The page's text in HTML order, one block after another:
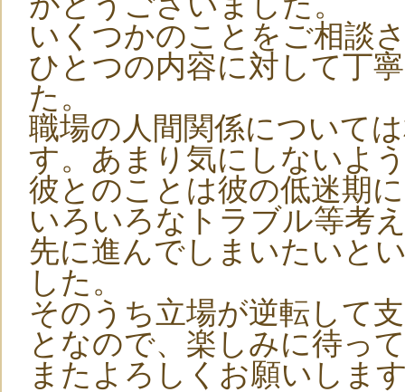
いくつかのことをご相談
ひとつの内容に対して丁
た。
職場の人間関係について
す。あまり気にしないよ
彼とのことは彼の低迷期
いろいろなトラブル等考
先に進んでしまいたいと
した。
そのうち立場が逆転して
となので、楽しみに待っ
またよろしくお願いしま